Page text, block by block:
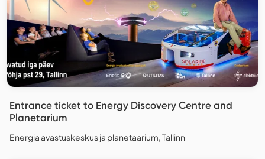
Entrance ticket to Energy Discovery Centre and
Planetarium
Energia avastuskeskus ja planetaarium, Tallinn